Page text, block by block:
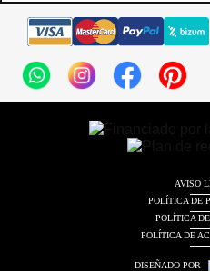
AVISO
POLÍTICA DE
POLÍTICA
POLÍTICA DE
DISEÑADO POR